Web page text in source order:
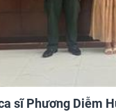
sĩ Phương Diễm